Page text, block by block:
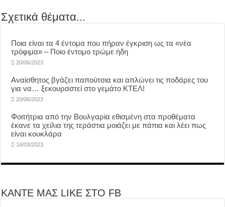
Σχετικά θέματα...
Ποια είναι τα 4 έντομα που πήραν έγκριση ως τα «νέα
τρόφιμα» – Ποιο έντομο τρώμε ήδη
20/06/2023
Αναίσθητος βγάζει παπούτσια και απλώνει τις ποδάρες του
για να… ξεκουραστεί στο γεμάτο ΚΤΕΛ!
20/06/2023
Φοιτήτρια από την Βουλγαρία εθισμένη στα προθέματα
έκανε τα χείλια της τεράστια μοιάζει με πάπια και λέει πως
είναι κουκλάρα
16/03/2023
ΚΑΝΤΕ ΜΑΣ LIKE ΣΤΟ FB